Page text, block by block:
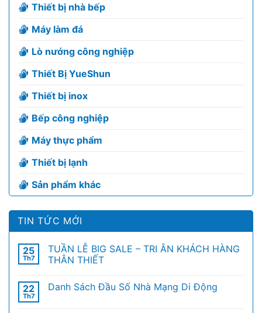
Thiết bị nhà bếp
Máy làm đá
Lò nướng công nghiệp
Thiết Bị YueShun
Thiết bị inox
Bếp công nghiệp
Máy thực phẩm
Thiết bị lạnh
Sản phẩm khác
TIN TỨC MỚI
25
Th7
TUẦN LỄ BIG SALE – TRI ÂN KHÁCH HÀNG
THÂN THIẾT
22
Th7
Danh Sách Đầu Số Nhà Mạng Di Động